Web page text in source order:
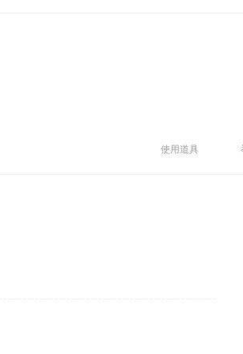
使用道具